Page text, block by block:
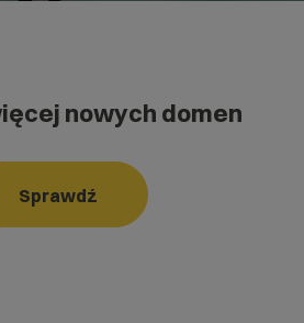
nowych domen
Sprawdź